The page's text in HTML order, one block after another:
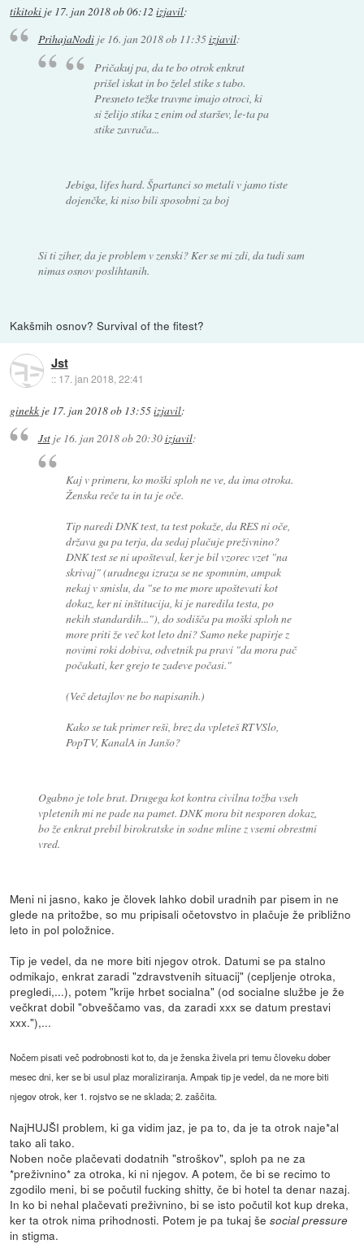
tikitoki je 17. jan 2018 ob 06:12 izjavil:
PrihajaNodije 16. jan 2018 ob 11:35izjavil:
Pričakuj pa, da te bo otrok enkrat
prišel iskat in bo želel stike s tabo.
Presneto težke travme imajo otroci, ki
si želijo stika z enim od staršev, le-ta pa
stike zavrača...
Jebiga, lifes hard. Špartanci so metali v jamo tiste
dojenčke, ki niso bili sposobni za boj
Si ti ziher, da je problem v zenski? Ker se mi zdi, da tudi sam
nimas osnov poslihtanih.
Kakšmih osnov? Survival of the fitest?
Jst
:: 17. jan 2018, 22:41
ginekk je 17. jan 2018 ob 13:55izjavil:
Jstje 16. jan 2018 ob 20:30izjavil:
Kaj v primeru, ko moški sploh ne ve, da ima otroka.
Ženska reče ta in ta je oče.
Tip naredi DNK test, ta test pokaže, da RES ni oče,
država ga pa terja, da sedaj plačuje preživnino?
DNK test se ni upošteval, ker je bil vzorec vzet "na
skrivaj" (uradnega izraza se ne spomnim, ampak
nekaj v smislu, da "se to me more upoštevati kot
dokaz, ker ni inštitucija, ki je naredila testa, po
nekih standardih..."), do sodišča pa moški sploh ne
more priti že več kot leto dni? Samo neke papirje z
novimi roki dobiva, odvetnik pa pravi "da mora pač
počakati, ker grejo te zadeve počasi."
(Več detajlov ne bo napisanih.)
Kako se tak primer reši, brez da vpleteš RTVSlo,
PopTV, KanalA in Janšo?
Ogabno je tole brat. Drugega kot kontra civilna tožba vseh
vpletenih mi ne pade na pamet. DNK mora bit nesporen dokaz,
bo že enkrat prebil birokratske in sodne mline z vsemi obrestmi
vred.
Meni ni jasno, kako je človek lahko dobil uradnih par pisem in ne
glede na pritožbe, so mu pripisali očetovstvo in plačuje že približno
leto in pol položnice.
Tip je vedel, da ne more biti njegov otrok. Datumi se pa stalno
odmikajo, enkrat zaradi "zdravstvenih situacij" (cepljenje otroka,
pregledi,...), potem "krije hrbet socialna" (od socialne službe je že
večkrat dobil "obveščamo vas, da zaradi xxx se datum prestavi
xxx."),...
Nočem pisati več podrobnosti kot to, da je ženska živela pri temu človeku dober
mesec dni, ker se bi usul plaz moraliziranja. Ampak tip je vedel, da ne more biti
njegov otrok, ker 1. rojstvo se ne sklada; 2. zaščita.
NajHUJŠI problem, ki ga vidim jaz, je pa to, da je ta otrok naje*al
tako ali tako.
Noben noče plačevati dodatnih "stroškov", sploh pa ne za
*preživnino* za otroka, ki ni njegov. A potem, če bi se recimo to
zgodilo meni, bi se počutil fucking shitty, če bi hotel ta denar nazaj.
In ko bi nehal plačevati preživnino, bi se isto počutil kot kup dreka,
ker ta otrok nima prihodnosti. Potem je pa tukaj šesocial pressure
in stigma.